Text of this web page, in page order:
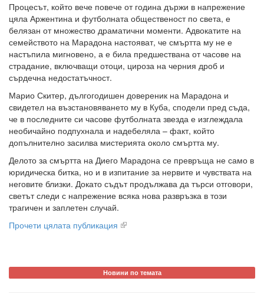
Процесът, който вече повече от година държи в напрежение
цяла Аржентина и футболната общественост по света, е
белязан от множество драматични моменти. Адвокатите на
семейството на Марадона настояват, че смъртта му не е
настъпила мигновено, а е била предшествана от часове на
страдание, включващи отоци, цироза на черния дроб и
сърдечна недостатъчност.
Марио Скитер, дългогодишен довереник на Марадона и
свидетел на възстановяването му в Куба, сподели пред съда,
че в последните си часове футболната звезда е изглеждала
необичайно подпухнала и надебеляла – факт, който
допълнително засилва мистерията около смъртта му.
Делото за смъртта на Диего Марадона се превръща не само в
юридическа битка, но и в изпитание за нервите и чувствата на
неговите близки. Докато съдът продължава да търси отговори,
светът следи с напрежение всяка нова развръзка в този
трагичен и заплетен случай.
Прочети цялата публикация
Новини по темата